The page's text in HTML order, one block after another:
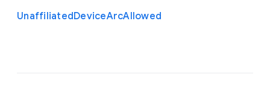
UnaffiliatedDeviceArcAllowed